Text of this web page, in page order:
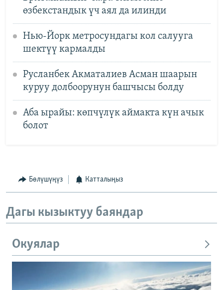
өзбекстандык үч аял да илинди
Нью-Йорк метросундагы кол салууга
шектүү кармалды
Русланбек Акматалиев Асман шаарын
куруу долбоорунун башчысы болду
Аба ырайы: көпчүлүк аймакта күн ачык
болот
Бөлүшүңүз Катталыңыз
Дагы кызыктуу баяндар
Окуялар